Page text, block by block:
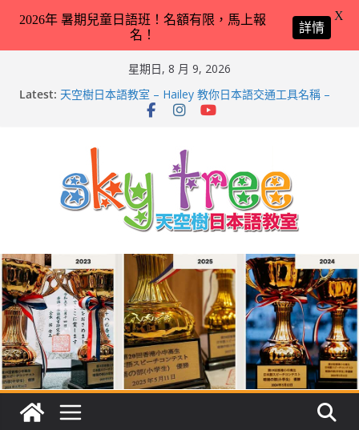
星期日, 8 月 9, 2026
Latest: 天空樹日本語教室 – Hailey 教你日本語交通工具名稱 –
2026兒童日語暑期班（適合完全未學過日語 3 － 11 歲
小朋友）！
天空樹日本語教室 – Tyler 教你動物園／水族館常見動物
名稱 – 2026-Feb-19
天空樹日本語教室 – Markus 教你動物園／水族館常見動
2026年 暑期兒童日語班！名額有限，馬上報
名！
詳情
X